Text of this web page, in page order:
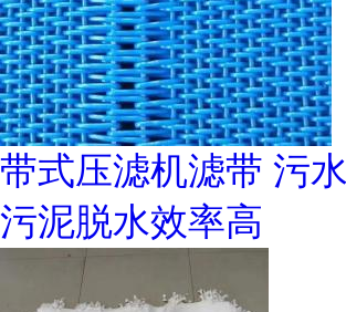
带式压滤机滤带 污
污泥脱水效率高